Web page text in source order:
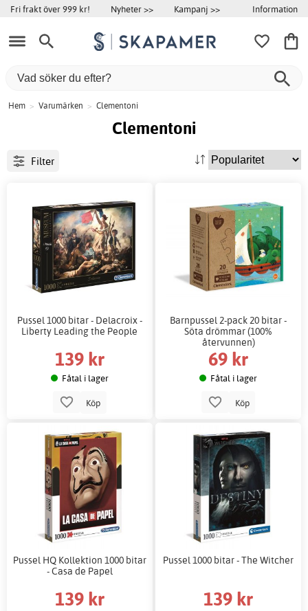
Fri frakt över 999 kr! Nyheter >> Kampanj >> Information
Hem > Varumärken > Clementoni
Clementoni
Filter
Pussel 1000 bitar - Delacroix -
Liberty Leading the People
139 kr
Fåtal i lager
Köp
Barnpussel 2-pack 20 bitar -
Söta drömmar (100%
återvunnen)
69 kr
Fåtal i lager
Köp
Pussel HQ Kollektion 1000 bitar
- Casa de Papel
139 kr
Pussel 1000 bitar - The Witcher
139 kr